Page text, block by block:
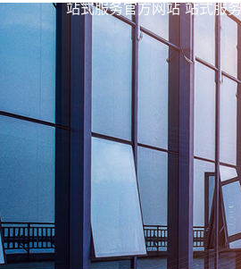
站式服务官方网站 站式服